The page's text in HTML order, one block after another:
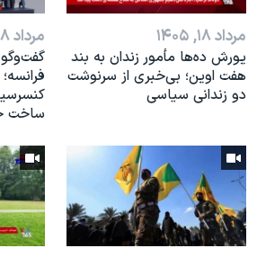
مرداد ۱۸, ۱۴۰۵
یورش ده‌ها مأمور زندان به بند
هفت اوین؛ بی‌خبری از سرنوشت
دو زندانی سیاسی
مرداد ۱۸, ۱۴۰۵
ساخت